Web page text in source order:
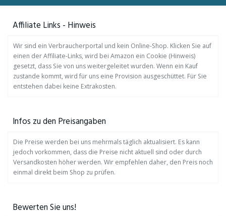
Affiliate Links - Hinweis
Wir sind ein Verbraucherportal und kein Online-Shop. Klicken Sie auf
einen der Affiliate-Links, wird bei Amazon ein Cookie (Hinweis)
gesetzt, dass Sie von uns weitergeleitet wurden. Wenn ein Kauf
zustande kommt, wird für uns eine Provision ausgeschüttet. Für Sie
entstehen dabei keine Extrakosten.
Infos zu den Preisangaben
Die Preise werden bei uns mehrmals täglich aktualisiert. Es kann
jedoch vorkommen, dass die Preise nicht aktuell sind oder durch
Versandkosten höher werden. Wir empfehlen daher, den Preis noch
einmal direkt beim Shop zu prüfen.
Bewerten Sie uns!